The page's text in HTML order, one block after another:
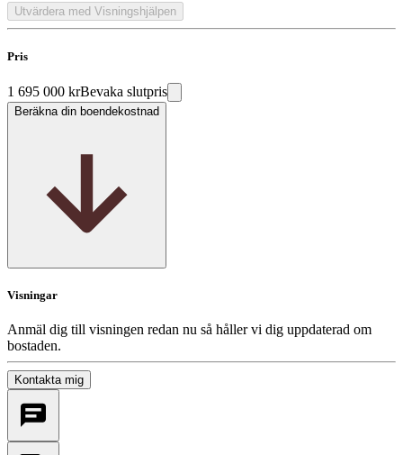
Utvärdera med Visningshjälpen
Pris
1 695 000 krBevaka slutpris
Beräkna din boendekostnad
Visningar
Anmäl dig till visningen redan nu så håller vi dig uppdaterad om
bostaden.
Kontakta mig